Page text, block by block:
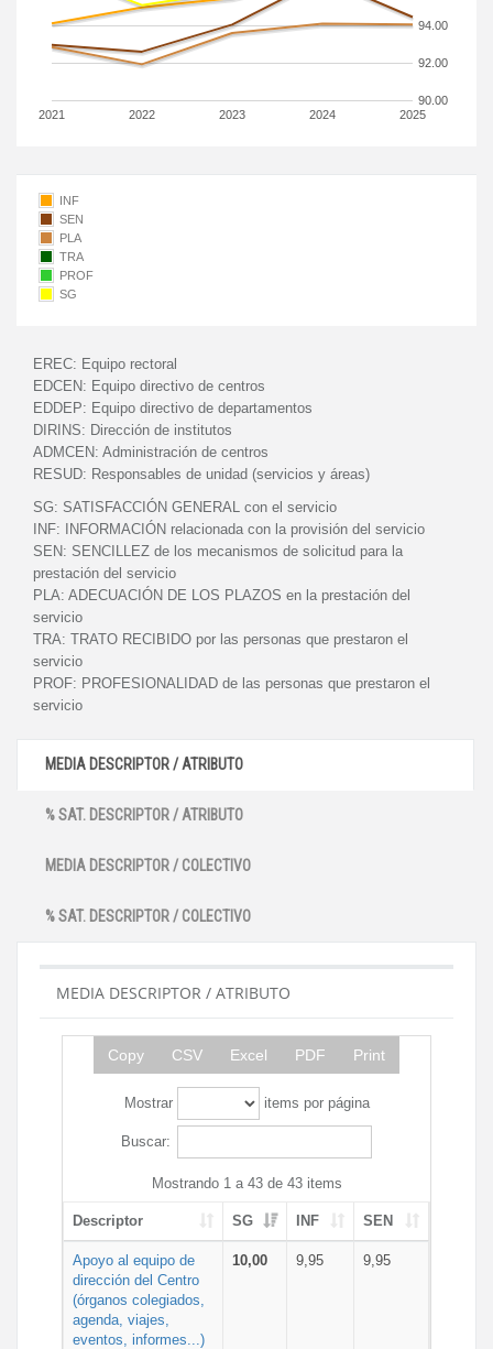
2021 2022 2023 2024 2025
90.00
92.00
94.00
INF
SEN
PLA
TRA
PROF
SG
EREC: Equipo rectoral
EDCEN: Equipo directivo de centros
EDDEP: Equipo directivo de departamentos
DIRINS: Dirección de institutos
ADMCEN: Administración de centros
RESUD: Responsables de unidad (servicios y áreas)
SG: SATISFACCIÓN GENERAL con el servicio
INF:
INFORMACIÓN relacionada con la provisión del servicio
SEN: SENCILLEZ de los mecanismos de solicitud para la
prestación del servicio
PLA: ADECUACIÓN DE LOS PLAZOS en la prestación del
servicio
TRA: TRATO RECIBIDO por las personas que prestaron el
servicio
PROF: PROFESIONALIDAD de las personas que prestaron el
servicio
MEDIA DESCRIPTOR / ATRIBUTO
% SAT. DESCRIPTOR / ATRIBUTO
MEDIA DESCRIPTOR / COLECTIVO
% SAT. DESCRIPTOR / COLECTIVO
MEDIA DESCRIPTOR / ATRIBUTO
Copy CSV Excel PDF Print
Mostrar items por página
Buscar:
Mostrando 1 a 43 de 43 items
Descriptor SG INF SEN
Apoyo al equipo de
dirección del Centro
(órganos colegiados,
agenda, viajes,
eventos, informes...)
10,00 9,95 9,95